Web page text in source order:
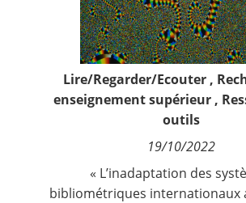
Lire/Regarder/Ecouter,
enseignement supérieur,
outils
19/10/2022
« L’inadaptation des
bibliométriques internationaux